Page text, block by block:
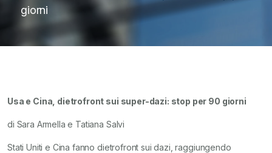
giorni
Usa e Cina, dietrofront sui super-dazi: stop per 90 giorni
di Sara Armella e Tatiana Salvi
Stati Uniti e Cina fanno dietrofront sui dazi, raggiungendo